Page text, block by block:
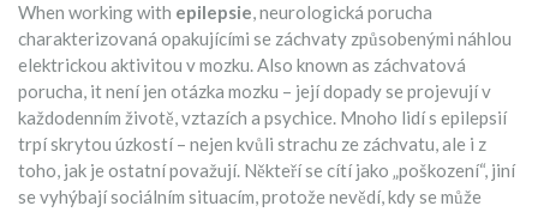
When working with epilepsie,neurologická porucha
charakterizovaná opakujícími se záchvaty způsobenými náhlou
elektrickou aktivitou v mozku. Also known as záchvatová
porucha, itnení jen otázka mozku – její dopady se projevují v
každodenním životě, vztazích a psychice. Mnoho lidí s epilepsií
trpí skrytou úzkostí – nejen kvůli strachu ze záchvatu, ale i z
toho, jak je ostatní považují. Někteří se cítí jako „poškození“, jiní
se vyhýbají sociálním situacím, protože nevědí, kdy se může